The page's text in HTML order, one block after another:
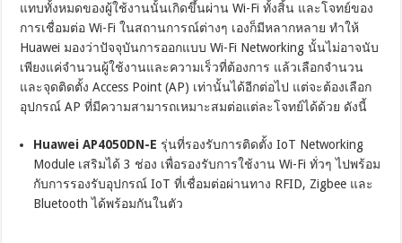
แทบทั้งหมดของผู้ใช้งานนั้นเกิดขึ้นผ่าน Wi-Fi ทั้งสิ้น และโจทย์ของ
การเชื่อมต่อ Wi-Fi ในสถานการณ์ต่างๆ เองก็มีหลากหลาย ทำให้
Huawei มองว่าปัจจุบันการออกแบบ Wi-Fi Networking นั้นไม่อาจนับ
เพียงแค่จำนวนผู้ใช้งานและความเร็วที่ต้องการ แล้วเลือกจำนวน
และจุดติดตั้ง Access Point (AP) เท่านั้นได้อีกต่อไป แต่จะต้องเลือก
อุปกรณ์ AP ที่มีความสามารถเหมาะสมต่อแต่ละโจทย์ได้ด้วย ดังนี้
Huawei AP4050DN-E รุ่นที่รองรับการติดตั้ง IoT Networking
Module เสริมได้ 3 ช่อง เพื่อรองรับการใช้งาน Wi-Fi ทั่วๆ ไปพร้อม
กับการรองรับอุปกรณ์ IoT ที่เชื่อมต่อผ่านทาง RFID, Zigbee และ
Bluetooth ได้พร้อมกันในตัว